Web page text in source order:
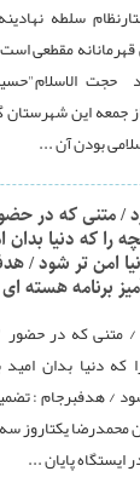
سلطه
مقطعی
حجت
جمعه این
بودن آن ...
/ متنی که در
را که دنیا بدان
امن تر شود /
برنامه هسته ای
/ متنی که در
دنیا بدان
شود / هدفبرجام :
محمدرضا
ایستگاه پایان ...